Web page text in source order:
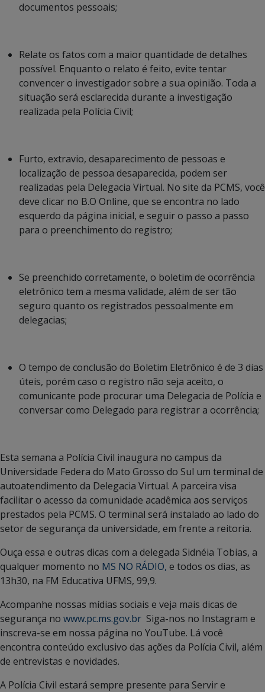
documentos pessoais;
Relate os fatos com a maior quantidade de detalhes
possível. Enquanto o relato é feito, evite tentar
convencer o investigador sobre a sua opinião. Toda a
situação será esclarecida durante a investigação
realizada pela Polícia Civil;
Furto, extravio, desaparecimento de pessoas e
localização de pessoa desaparecida, podem ser
realizadas pela Delegacia Virtual. No site da PCMS, você
deve clicar no B.O Online, que se encontra no lado
esquerdo da página inicial, e seguir o passo a passo
para o preenchimento do registro;
Se preenchido corretamente, o boletim de ocorrência
eletrônico tem a mesma validade, além de ser tão
seguro quanto os registrados pessoalmente em
delegacias;
O tempo de conclusão do Boletim Eletrônico é de 3 dias
úteis, porém caso o registro não seja aceito, o
comunicante pode procurar uma Delegacia de Polícia e
conversar como Delegado para registrar a ocorrência;
Esta semana a Polícia Civil inaugura no campus da
Universidade Federa do Mato Grosso do Sul um terminal de
autoatendimento da Delegacia Virtual. A parceira visa
facilitar o acesso da comunidade acadêmica aos serviços
prestados pela PCMS. O terminal será instalado ao lado do
setor de segurança da universidade, em frente a reitoria.
Ouça essa e outras dicas com a delegada Sidnéia Tobias, a
qualquer momento no MS NO RÁDIO, e todos os dias, as
13h30, na FM Educativa UFMS, 99,9.
Acompanhe nossas mídias sociais e veja mais dicas de
segurança no www.pc.ms.gov.br Siga-nos no Instagram e
inscreva-se em nossa página no YouTube. Lá você
encontra conteúdo exclusivo das ações da Polícia Civil, além
de entrevistas e novidades.
A Polícia Civil estará sempre presente para Servir e